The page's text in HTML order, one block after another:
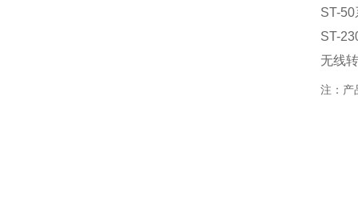
ST-
ST-
无线
注：产